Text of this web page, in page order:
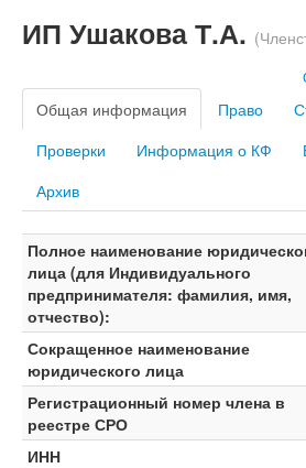
ИП Ушакова Т.А.
Общая информация Право
Проверки
Информация о КФ
Архив
Полное наименование
лица (для Индивидуального
предпринимателя: фамилия, имя,
отчество):
Сокращенное наименование
юридического лица
Регистрационный номер члена в
реестре СРО
ИНН